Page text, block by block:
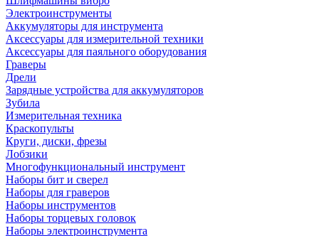
Электроинструменты
Аккумуляторы для инструмента
Аксессуары для измерительной техники
Аксессуары для паяльного оборудования
Граверы
Дрели
Зарядные устройства для аккумуляторов
Зубила
Измерительная техника
Краскопульты
Круги, диски, фрезы
Лобзики
Многофункциональный инструмент
Наборы бит и сверел
Наборы для граверов
Наборы инструментов
Наборы торцевых головок
Наборы электроинструмента